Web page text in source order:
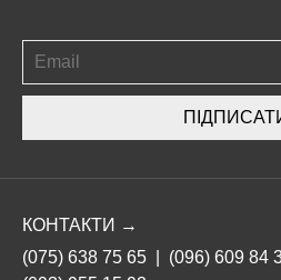
КОНТАКТИ →
(075) 638 75 65
(096) 609 84